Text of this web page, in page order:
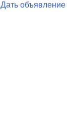
Дать объявление